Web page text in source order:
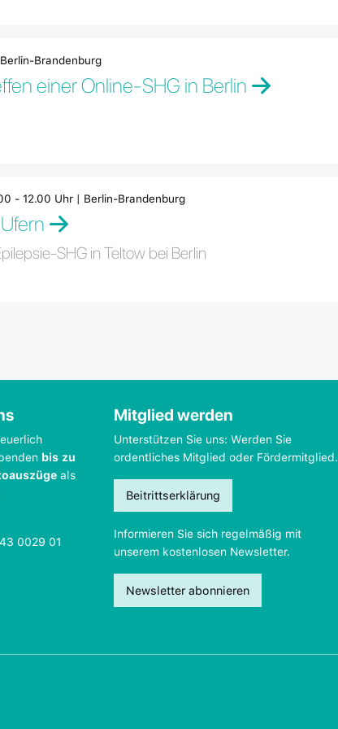
Brandenburg
einer Online-SHG in Berlin
- 12.00 Uhr | Berlin-Brandenburg
SHG in Teltow bei Berlin
bis zu
als
0029 01
Mitglied werden
Unterstützen Sie uns: Werden Sie
ordentliches Mitglied oder Fördermitglied.
Beitrittserklärung
Informieren Sie sich regelmäßig mit
unserem kostenlosen Newsletter.
Newsletter abonnieren